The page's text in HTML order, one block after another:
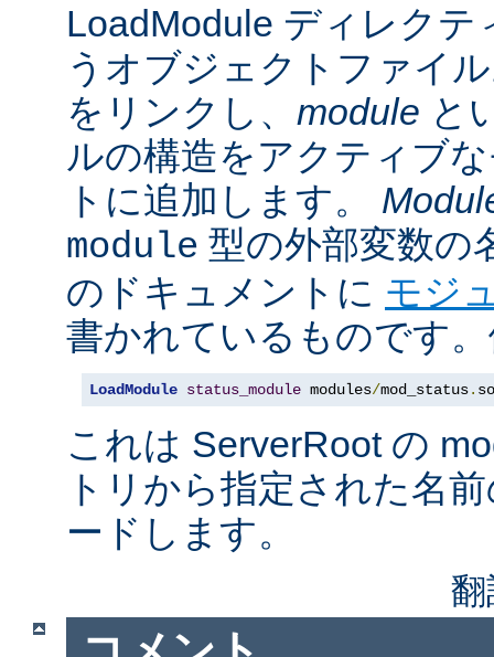
LoadModule ディレク
うオブジェクトファイ
をリンクし、 module と
ルの構造をアクティブ
トに追加します。
module 型の外部変数の
のドキュメントに モジ
書かれているものです
LoadModule status_module modules/mod_status. so
これは ServerRoot の
トリから指定された名
ードします。